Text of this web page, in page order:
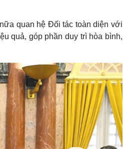
quan hệ Đối tác toàn diện với
quả, góp phần duy trì hòa bình,